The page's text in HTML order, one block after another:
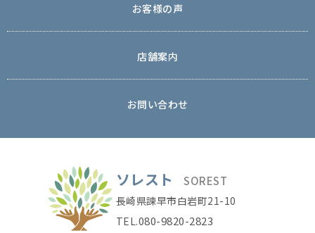
お客様の声
店舗案内
お問い合わせ
ソレスト SOREST
長崎県諫早市白岩町21-10
TEL.080-9820-2823